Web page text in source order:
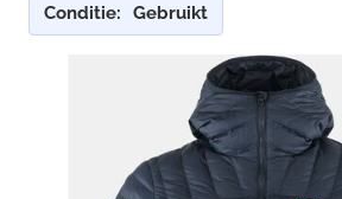
Conditie: Gebruikt